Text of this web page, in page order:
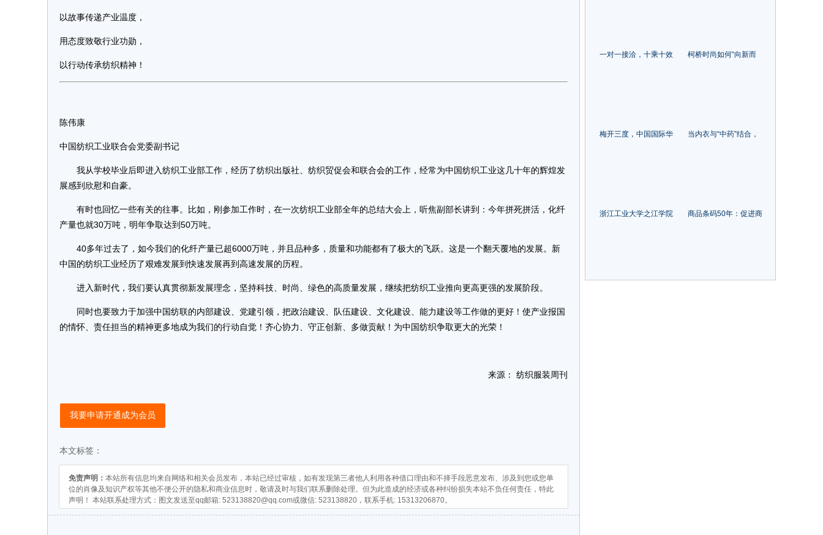
以故事传递产业温度，
用态度致敬行业功勋，
以行动传承纺织精神！
陈伟康
中国纺织工业联合会党委副书记
我从学校毕业后即进入纺织工业部工作，经历了纺织出版社、纺织贸促会和联合会的工作，经常为中国纺织工业这几十年的辉煌发
展感到欣慰和自豪。
有时也回忆一些有关的往事。比如，刚参加工作时，在一次纺织工业部全年的总结大会上，听焦副部长讲到：今年拼死拼活，化纤
产量也就30万吨，明年争取达到50万吨。
40多年过去了，如今我们的化纤产量已超6000万吨，并且品种多，质量和功能都有了极大的飞跃。这是一个翻天覆地的发展。新
中国的纺织工业经历了艰难发展到快速发展再到高速发展的历程。
进入新时代，我们要认真贯彻新发展理念，坚持科技、时尚、绿色的高质量发展，继续把纺织工业推向更高更强的发展阶段。
同时也要致力于加强中国纺联的内部建设、党建引领，把政治建设、队伍建设、文化建设、能力建设等工作做的更好！使产业报国
的情怀、责任担当的精神更多地成为我们的行动自觉！齐心协力、守正创新、多做贡献！为中国纺织争取更大的光荣！
来源： 纺织服装周刊
我要申请开通成为会员
本文标签：
免责声明： 本站所有信息均来自网络和相关会员发布，本站已经过审核，如有发现第三者他人利用各种借口理由和不择手段恶意发布、涉及到您或您单
位的肖像及知识产权等其他不便公开的隐私和商业信息时，敬请及时与我们联系删除处理。但为此造成的经济或各种纠纷损失本站不负任何责任，特此
声明！ 本站联系处理方式：图文发送至qq邮箱: 523138820@qq.com或微信: 523138820，联系手机: 15313206870。
一对一接洽，十乘十效
柯桥时尚如何“向新而
梅开三度，中国国际华
当内衣与“中药”结合，
浙江工业大学之江学院
商品条码50年：促进商